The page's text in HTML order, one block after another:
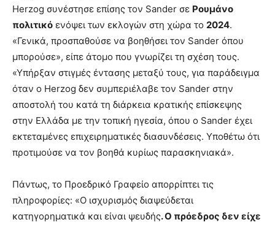
Herzog συνέστησε επίσης τον Sander σε Ρουμάνο
πολιτικό ενόψει των εκλογών στη χώρα το 2024.
«Γενικά, προσπαθούσε να βοηθήσει τον Sander όπου
μπορούσε», είπε άτομο που γνωρίζει τη σχέση τους.
«Υπήρξαν στιγμές έντασης μεταξύ τους, για παράδειγμα
όταν ο Herzog δεν συμπεριέλαβε τον Sander στην
αποστολή του κατά τη διάρκεια κρατικής επίσκεψης
στην Ελλάδα με την τοπική ηγεσία, όπου ο Sander έχει
εκτεταμένες επιχειρηματικές διασυνδέσεις. Υποθέτω ότι
προτιμούσε να τον βοηθά κυρίως παρασκηνιακά».
Πάντως, το Προεδρικό Γραφείο απορρίπτει τις
πληροφορίες: «Ο ισχυρισμός διαψεύδεται
κατηγορηματικά και είναι ψευδής. Ο πρόεδρος δεν είχε